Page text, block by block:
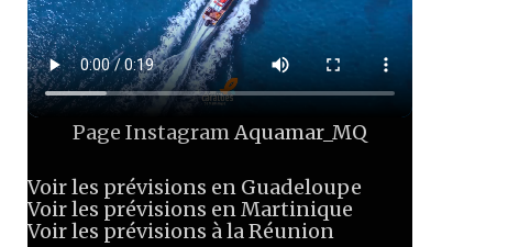
Page InstagramAquamar_MQ
Voir les prévisions en Guadeloupe
Voir les prévisions en Martinique
Voir les prévisions à la Réunion